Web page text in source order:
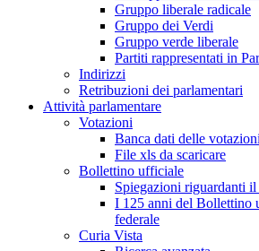
Gruppo liberale radicale
Gruppo dei Verdi
Gruppo verde liberale
Partiti rappresentati in
Indirizzi
Retribuzioni dei parlamentari
Attività parlamentare
Votazioni
Banca dati delle
File xls da scaricare
Bollettino ufficiale
Spiegazioni riguardanti
I 125 anni del Bollettino
federale
Curia Vista